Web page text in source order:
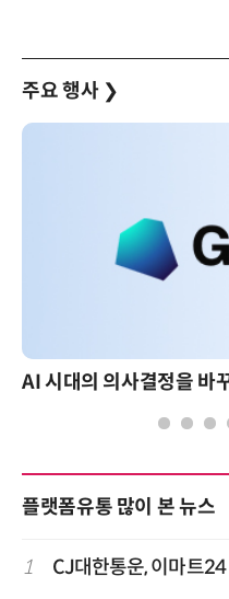
주요 행사 ❯
플랫폼유통 많이 본 뉴스
1 CJ대한통운, 이마트